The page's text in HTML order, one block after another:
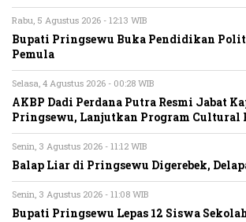
Rabu, 5 Agustus 2026 - 12:13 WIB
Bupati Pringsewu Buka Pendidikan
Pemula
Selasa, 4 Agustus 2026 - 00:28 WIB
AKBP Dadi Perdana Putra Resmi Jabat
Pringsewu, Lanjutkan Program Cultural
Senin, 3 Agustus 2026 - 11:12 WIB
Balap Liar di Pringsewu Digerebek,
Senin, 3 Agustus 2026 - 11:08 WIB
Bupati Pringsewu Lepas 12 Siswa